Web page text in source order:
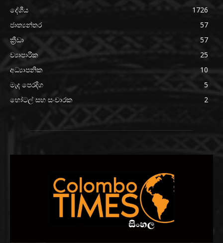
දේශීය
1726
ජාත්‍යන්තර
57
ක්‍රීඩා
57
ව්‍යාපාරික
25
අධ්‍යාපනික
10
මැද පෙරදිග
5
හෝටල් සහ සංචාරක
2